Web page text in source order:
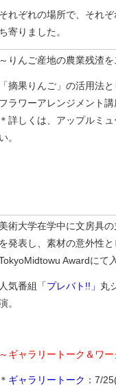
それぞれの場所で、それ
ち寄りました。
～りんご産地の農業残渣
「摘果りんご」の活用法
フラワーアレンジメン
＊詳しくは、アップルミ
い。
美術大学在学中に文房具
を発表し、素材の意外性
Awardにて
人気番組 「プレバト!!」 丸
。
～ギャラリートーク＆ワ
＊ ギャラリートーク ：7/